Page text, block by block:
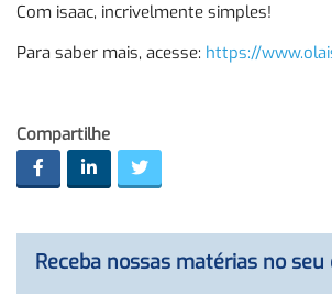
Com isaac, incrivelmente simples!
Para saber mais, acesse: https://
Compartilhe
Receba nossas matérias no seu